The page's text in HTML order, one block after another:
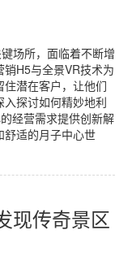
场所，面临着不断增
H5与全景VR技术为
潜在客户，让他们
探讨如何精妙地利
经营需求提供创新解
舒适的月子中心世
现传奇景区